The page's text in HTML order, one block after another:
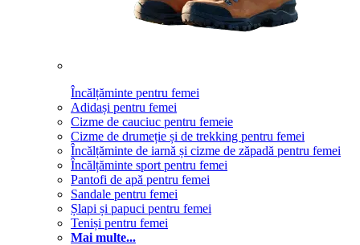
Încălțăminte pentru femei
Adidași pentru femei
Cizme de cauciuc pentru femeie
Cizme de drumeție și de trekking pentru femei
Încălțăminte de iarnă și cizme de zăpadă pentru femei
Încălțăminte sport pentru femei
Pantofi de apă pentru femei
Sandale pentru femei
Șlapi și papuci pentru femei
Teniși pentru femei
Mai multe...